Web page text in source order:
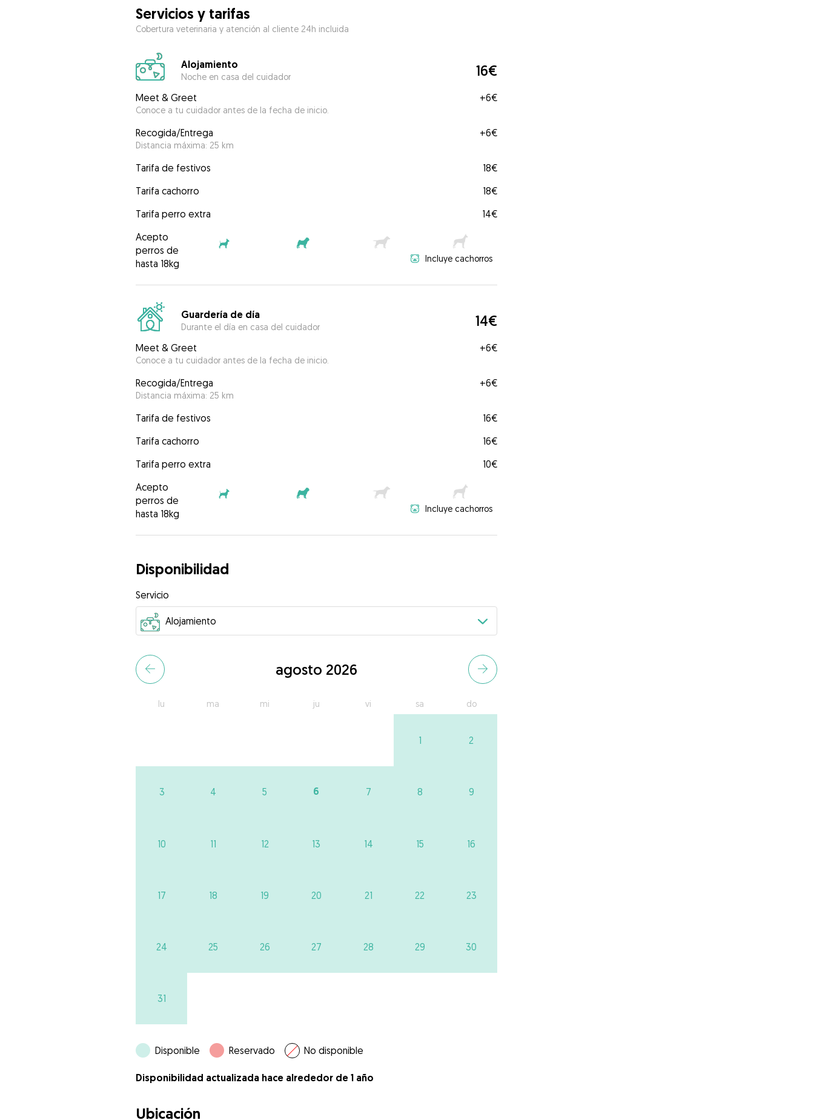
Servicios y tarifas
Cobertura veterinaria y atención al cliente 24h incluida
Alojamiento
Noche en casa del cuidador 16€
Meet & Greet
Conoce a tu cuidador antes de la fecha de inicio.
+6€
Recogida/Entrega
Distancia máxima: 25 km
+6€
Tarifa de festivos
18€
Tarifa cachorro
18€
Tarifa perro extra
14€
Acepto
perros de
hasta 18kg
Incluye cachorros
Guardería de día
Durante el día en casa del cuidador 14€
Meet & Greet
Conoce a tu cuidador antes de la fecha de inicio.
+6€
Recogida/Entrega
Distancia máxima: 25 km
+6€
Tarifa de festivos
16€
Tarifa cachorro
16€
Tarifa perro extra
10€
Acepto
perros de
hasta 18kg
Incluye cachorros
Disponibilidad
Servicio
agosto 2026
lu ma mi ju vi sa do
1 2
3 4 5 6 7 8 9
10 11 12 13 14 15 16
17 18 19 20 21 22 23
24 25 26 27 28 29 30
31
Disponible Reservado No disponible
Disponibilidad actualizada hace alrededor de 1 año
Ubicación